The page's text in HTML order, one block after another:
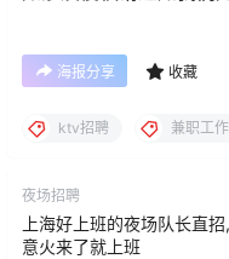
海报分享 收藏
ktv招聘 兼职工作
夜场招聘
上海好上班的夜场队长直招
意火来了就上班